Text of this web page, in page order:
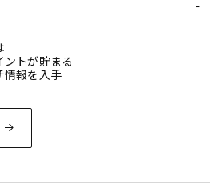
ントが貯まる
情報を入手